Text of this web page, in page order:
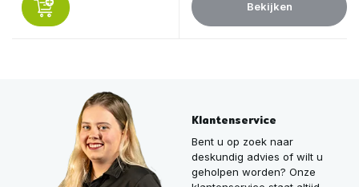
Bekijken
Klantenservice
Bent u op zoek naar
deskundig advies of wilt u
geholpen worden? Onze